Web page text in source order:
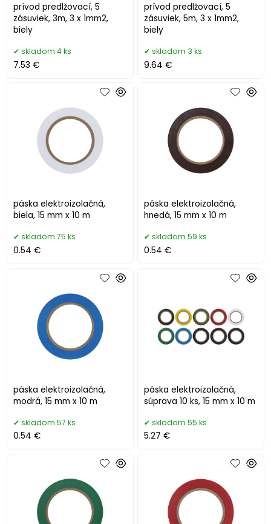
prívod predlžovací, 5
zásuviek, 3m, 3 x 1mm2,
biely
skladom 4 ks
7.53 €
prívod predlžovací, 5
zásuviek, 5m, 3 x 1mm2,
biely
skladom 3 ks
9.64 €
páska elektroizolačná,
biela, 15 mm x 10 m
skladom 75 ks
0.54 €
páska elektroizolačná,
hnedá, 15 mm x 10 m
skladom 59 ks
0.54 €
páska elektroizolačná,
modrá, 15 mm x 10 m
skladom 57 ks
0.54 €
páska elektroizolačná,
súprava 10 ks, 15 mm x 10 m
skladom 55 ks
5.27 €